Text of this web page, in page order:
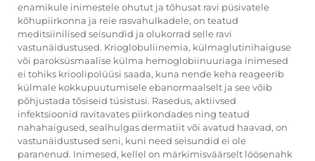
enamikule inimestele ohutut ja tõhusat ravi püsivatele
kõhupiirkonna ja reie rasvahulkadele, on teatud
meditsiinilised seisundid ja olukorrad selle ravi
vastunäidustused. Krioglobuliinemia, külmaglutinihaiguse
või paroksüsmaalise külma hemoglobiinuuriaga inimesed
ei tohiks krioolipolüüsi saada, kuna nende keha reageerib
külmale kokkupuutumisele ebanormaalselt ja see võib
põhjustada tõsiseid tüsistusi. Rasedus, aktiivsed
infektsioonid ravitavates piirkondades ning teatud
nahahaigused, sealhulgas dermatiit või avatud haavad, on
vastunäidustused seni, kuni need seisundid ei ole
paranenud. Inimesed, kellel on märkimisväärselt löösenahk